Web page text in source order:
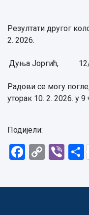
Резултати другог
2. 2026.
Дуња Јоргић,
Радови се могу
уторак 10. 2. 2026. у 9
Подијели:
Facebook
Copy